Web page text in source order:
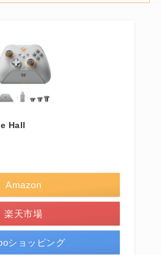
Hall
Amazon
楽天市場
ショッピング